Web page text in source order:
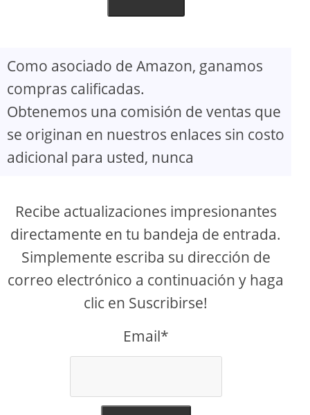
Como asociado de Amazon, ganamos
compras calificadas.
Obtenemos una comisión de ventas que
se originan en nuestros enlaces sin costo
adicional para usted, nunca
Recibe actualizaciones impresionantes
directamente en tu bandeja de entrada.
Simplemente escriba su dirección de
correo electrónico a continuación y haga
clic en Suscribirse!
Email*